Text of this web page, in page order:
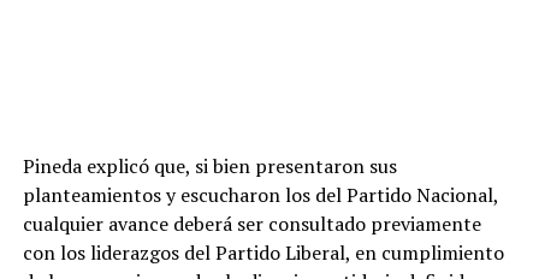
Pineda explicó que, si bien presentaron sus
planteamientos y escucharon los del Partido Nacional,
cualquier avance deberá ser consultado previamente
con los liderazgos del Partido Liberal, en cumplimiento